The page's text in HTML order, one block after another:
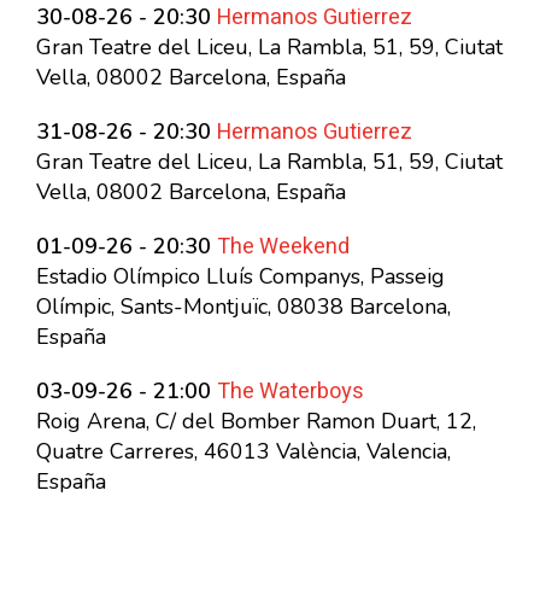
30-08-26 - 20:30 Hermanos Gutierrez
Gran Teatre del Liceu, La Rambla, 51, 59, Ciutat
Vella, 08002 Barcelona, España
31-08-26 - 20:30 Hermanos Gutierrez
Gran Teatre del Liceu, La Rambla, 51, 59, Ciutat
Vella, 08002 Barcelona, España
01-09-26 - 20:30 The Weekend
Estadio Olímpico Lluís Companys, Passeig
Olímpic, Sants-Montjuïc, 08038 Barcelona,
España
03-09-26 - 21:00 The Waterboys
Roig Arena, C/ del Bomber Ramon Duart, 12,
Quatre Carreres, 46013 València, Valencia,
España